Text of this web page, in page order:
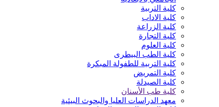
كلية التربية
كلية الاداب
كلية الزراعة
كلية التجارة
كلية العلوم
كلية الطب البيطرى
كلية التربية للطفولة المبكرة
كلية التمريض
كلية الصيدلة
كلية طب الأسنان
معهد الدراسات العليا والبحوث البيئية